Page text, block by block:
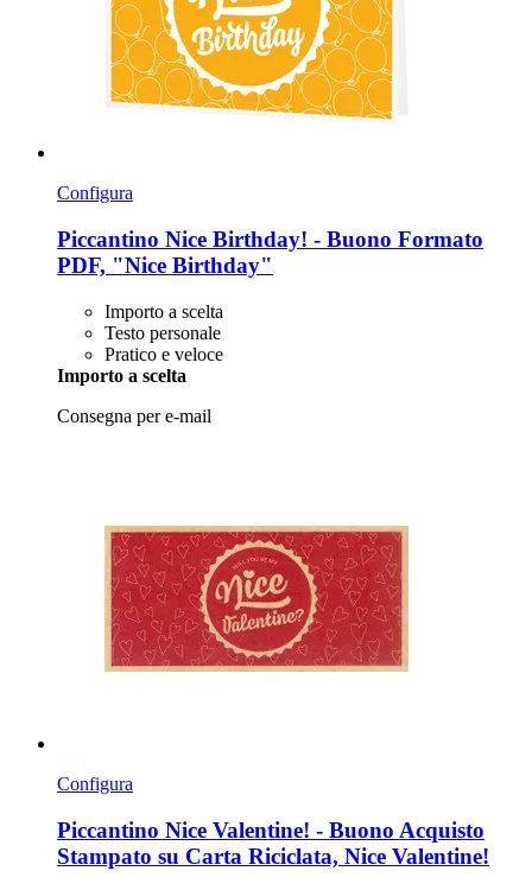
Configura
Piccantino Nice Birthday! -​ Buono Formato
PDF, "Nice Birthday"
Importo a scelta
Testo personale
Pratico e veloce
Importo a scelta
Consegna per e-mail
Configura
Piccantino Nice Valentine! -​ Buono Acquisto
Stampato su Carta Riciclata, Nice Valentine!